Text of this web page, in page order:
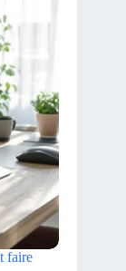
faire